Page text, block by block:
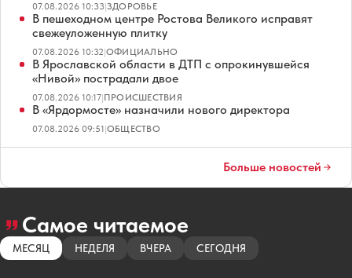
07.08.2026 10:33|ЗДОРОВЬЕ
В пешеходном центре Ростова Великого исправят
свежеуложенную плитку
07.08.2026 10:32|ОФИЦИАЛЬНО
В Ярославской области в ДТП с опрокинувшейся
«Нивой» пострадали двое
07.08.2026 10:17|ПРОИСШЕСТВИЯ
В «Ярдормосте» назначили нового директора
07.08.2026 09:51|ОБЩЕСТВО
Больше новостей
Самое читаемое
МЕСЯЦ НЕДЕЛЯ ВЧЕРА СЕГОДНЯ